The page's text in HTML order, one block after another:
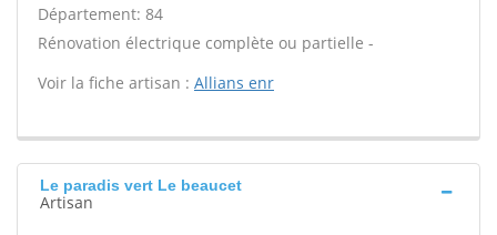
Département: 84
Rénovation électrique complète ou partielle -
Voir la fiche artisan : Allians enr
Le paradis vert Le beaucet
Artisan